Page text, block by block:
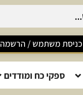
כניסת משתמש / הרשמה
ספקי כח ומודדים